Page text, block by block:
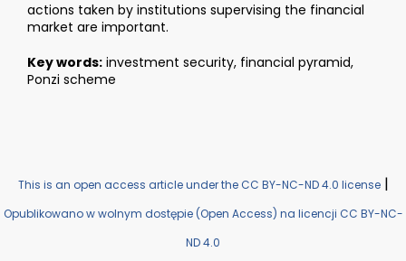
actions taken by institutions supervising the financial
market are important.
Key words: investment security, financial pyramid,
Ponzi scheme
This is an open access article under the CC BY-NC-ND 4.0 license|
Opublikowano w wolnym dostępie (Open Access) na licencji CC BY-NC-
ND 4.0